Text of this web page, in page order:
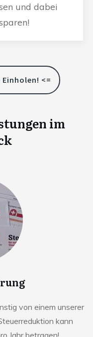
und dabei
<=
im
von einem unserer
kann
Jahr betragen!